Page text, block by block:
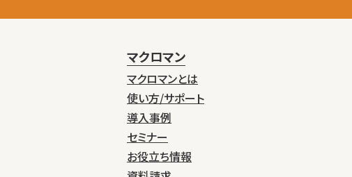
マクロマン
マクロマンとは
使い方/サポート
導入事例
セミナー
お役立ち情報